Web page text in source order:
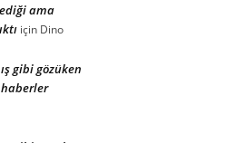
ama
için Dino
gibi gözüken